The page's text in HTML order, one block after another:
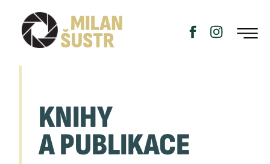
KNIHY
A PUBLIKACE